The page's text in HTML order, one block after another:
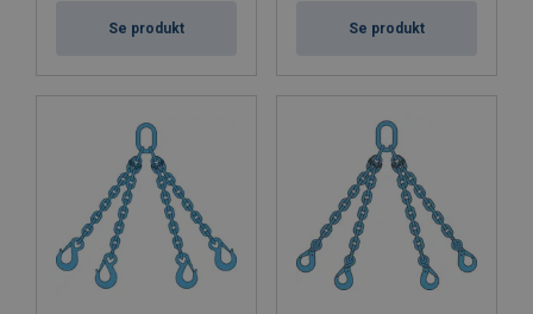
Se produkt Se produkt